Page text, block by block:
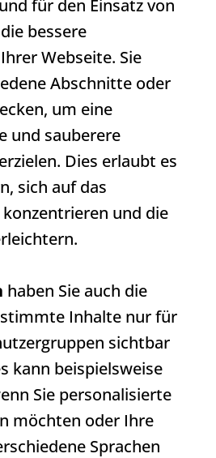
für den Einsatz von
bessere
Webseite. Sie
Abschnitte oder
um eine
und sauberere
Dies erlaubt es
sich auf das
und die
haben Sie auch die
Inhalte nur für
sichtbar
kann beispielsweise
Sie personalisierte
möchten oder Ihre
Sprachen